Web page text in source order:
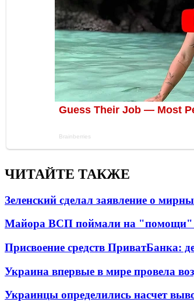
ЧИТАЙТЕ ТАКЖЕ
Зеленский сделал заявление о
Майора ВСП поймали на "помощи"
Присвоение средств ПриватБанка:
Украина впервые в мире провела
Украинцы определились насчет